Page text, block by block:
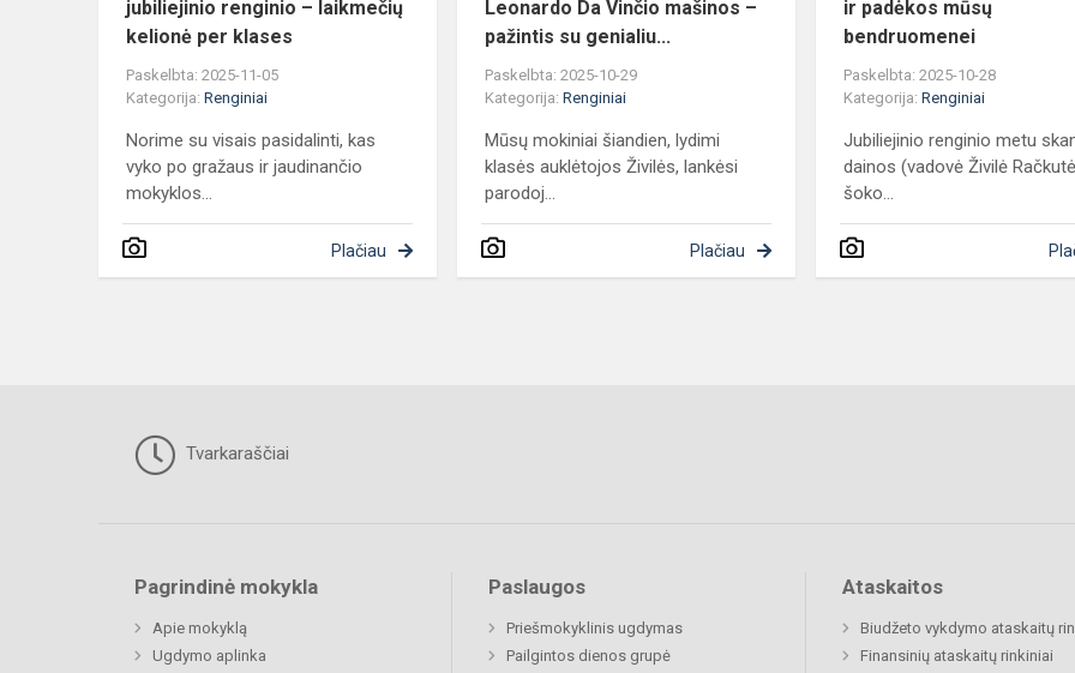
jubiliejinio renginio – laikmečių
kelionė per klases
Paskelbta: 2025-11-05
Kategorija: Renginiai
Norime su visais pasidalinti, kas
vyko po gražaus ir jaudinančio
mokyklos...
Plačiau
Leonardo Da Vinčio mašinos –
pažintis su genialiu...
Paskelbta: 2025-10-29
Kategorija:Renginiai
Mūsų mokiniai šiandien, lydimi
klasės auklėtojos Živilės, lankėsi
parodoj...
Plačiau
ir padėkos mūsų
bendruomenei
Paskelbta: 2025-10-28
Kategorija:Renginiai
Jubiliejinio renginio metu
dainos (vadovė Živilė
šoko...
Tvarkaraščiai
Pagrindinė mokykla
Apie mokyklą
Ugdymo aplinka
Paslaugos
Priešmokyklinis ugdymas
Pailgintos dienos grupė
Ataskaitos
Biudžeto vykdymo ataskaitų
Finansinių ataskaitų rinkiniai